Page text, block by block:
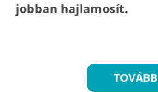
jobban hajlamosít.
TOVÁBB